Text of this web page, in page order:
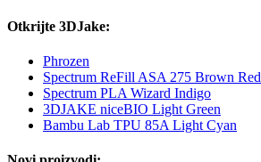
Otkrijte 3DJake:
Phrozen
Spectrum ReFill ASA 275 Brown Red
Spectrum PLA Wizard Indigo
3DJAKE niceBIO Light Green
Bambu Lab TPU 85A Light Cyan